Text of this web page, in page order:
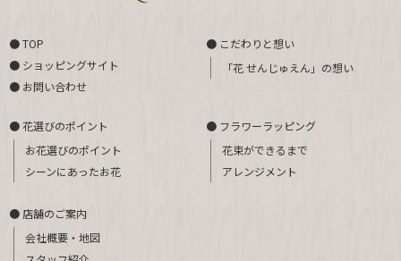
● TOP
● ショッピングサイト
● お問い合わせ
● こだわりと想い
「花 せんじゅえん」の想い
● 花選びのポイント
お花選びのポイント
シーンにあったお花
● フラワーラッピング
花束ができるまで
アレンジメント
● 店舗のご案内
会社概要・地図